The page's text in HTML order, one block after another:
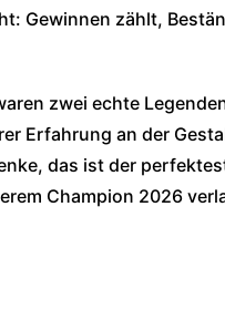
Gewinnen zählt,
zwei echte
Erfahrung an der
das ist der
Champion 2026